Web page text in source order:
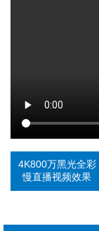
4K800万黑光全彩
慢直播视频效果